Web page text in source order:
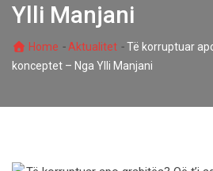
Ylli Manjani
Home - Aktualitet-Të korruptuar
konceptet – Nga Ylli Manjani